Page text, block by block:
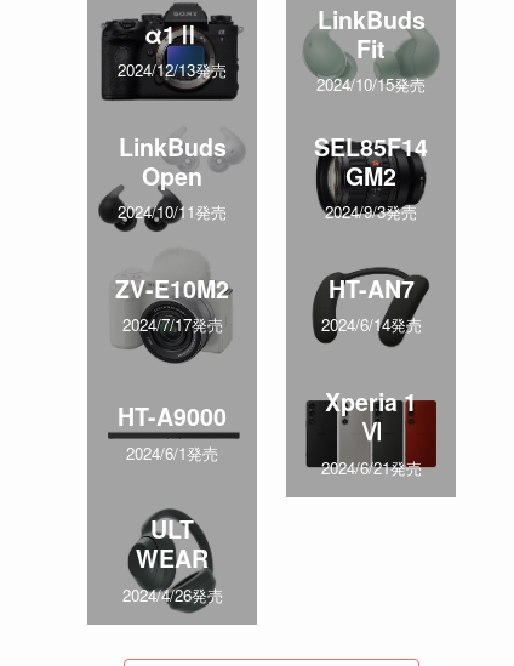
α1Ⅱ
2024/12/13発売
LinkBuds
Fit
2024/10/15発売
LinkBuds
Open
2024/10/11発売
SEL85F14
GM2
2024/9/3発売
ZV-E10M2
2024/7/17発売
HT-AN7
2024/6/14発売
HT-A9000
2024/6/1発売
Xperia 1
Ⅵ
2024/6/21発売
ULT
WEAR
2024/4/26発売